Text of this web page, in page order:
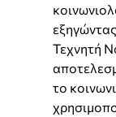
Τεχνητή
το